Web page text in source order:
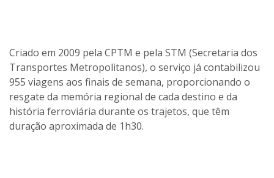
Criado em 2009 pela CPTM e pela STM (Secretaria dos
Transportes Metropolitanos), o serviço já contabilizou
955 viagens aos finais de semana, proporcionando o
resgate da memória regional de cada destino e da
história ferroviária durante os trajetos, que têm
duração aproximada de 1h30.